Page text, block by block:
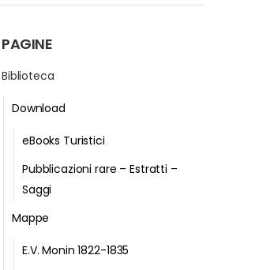
PAGINE
Biblioteca
Download
eBooks Turistici
Pubblicazioni rare – Estratti –
Saggi
Mappe
E.V. Monin 1822-1835